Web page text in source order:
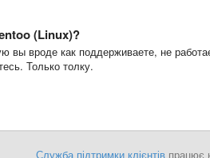
(Linux)?
вы вроде как поддерживаете, не
Только толку.
Служба підтримки клієнтівпрацює